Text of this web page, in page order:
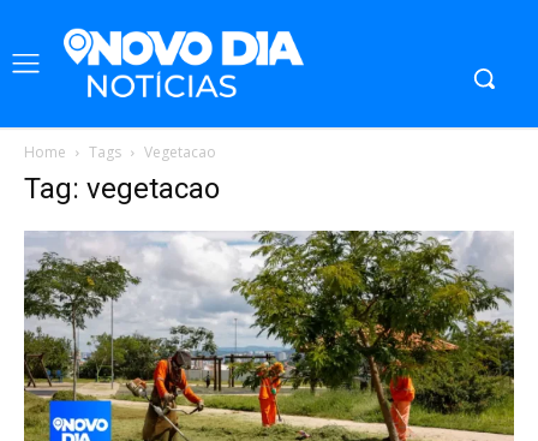
Home Tags Vegetacao
Tag: vegetacao